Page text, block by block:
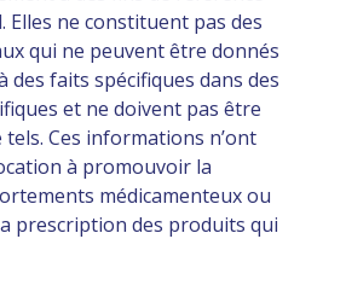
Elles ne constituent pas des
qui ne peuvent être donnés
des faits spécifiques dans des
et ne doivent pas être
Ces informations n’ont
à promouvoir la
médicamenteux ou
prescription des produits qui